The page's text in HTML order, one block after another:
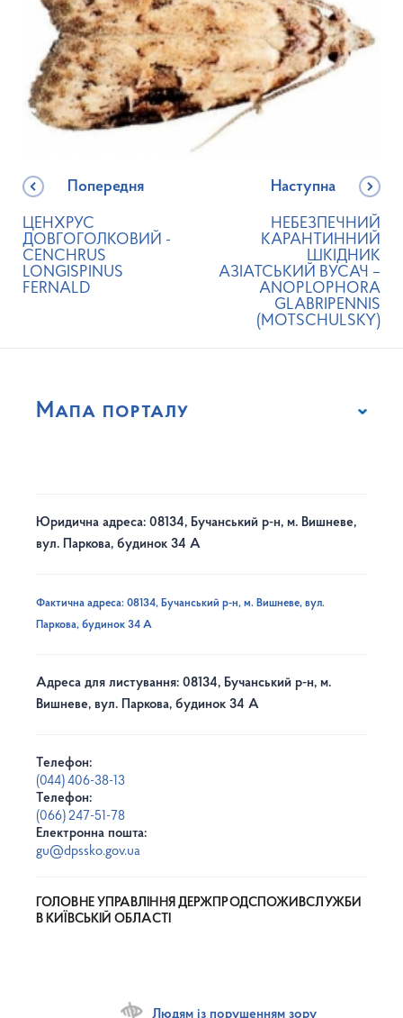
Попередня
ЦЕНХРУС
ДОВГОГОЛКОВИЙ -
CENCHRUS
LONGISPINUS
FERNALD
Наступна
НЕБЕЗПЕЧНИЙ
КАРАНТИННИЙ
ШКІДНИК
АЗІАТСЬКИЙ ВУСАЧ –
ANOPLOPHORA
GLABRIPENNIS
(MOTSCHULSKY)
Мапа порталу
Юридична адреса: 08134, Бучанський р-н, м. Вишневе,
вул. Паркова, будинок 34 А
Фактична адреса: 08134, Бучанський р-н, м. Вишневе, вул.
Паркова, будинок 34 А
Адреса для листування: 08134, Бучанський р-н, м.
Вишневе, вул. Паркова, будинок 34 А
Телефон:
(044) 406-38-13
Телефон:
(066) 247-51-78
Електронна пошта:
gu@dpssko.gov.ua
ГОЛОВНЕ УПРАВЛІННЯ ДЕРЖПРОДСПОЖИВСЛУЖБИ
В КИЇВСЬКІЙ ОБЛАСТІ
Людям із порушенням зору